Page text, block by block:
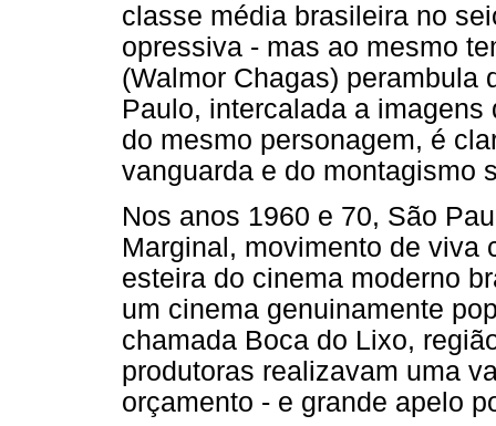
classe média brasileira no
opressiva - mas ao mesmo
(Walmor Chagas) perambula
Paulo, intercalada a
do mesmo personagem, é
vanguarda e do montagismo
Nos anos 1960 e 70, São
Marginal, movimento de viva
esteira do cinema moderno
um cinema genuinamente
chamada Boca do Lixo,
produtoras realizavam uma
orçamento - e grande apelo